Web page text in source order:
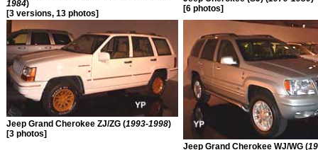
1984)
[3 versions, 13 photos]
[6 photos]
Jeep Grand Cherokee ZJ/ZG (1993-1998)
[3 photos]
Jeep Grand Cherokee WJ/WG (